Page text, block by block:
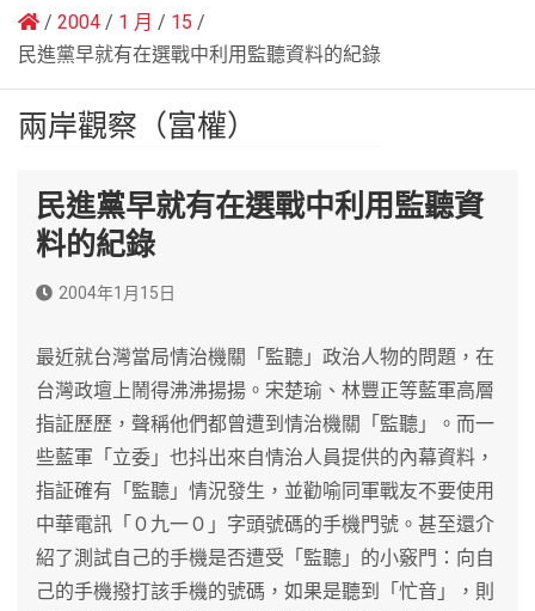
2004 1 月
15
民進黨早就有在選戰中利用監聽資料的紀錄
兩岸觀察（富權）
民進黨早就有在選戰中利用監聽資
料的紀錄
2004年1月15日
最近就台灣當局情治機關「監聽」政治人物的問題，在
台灣政壇上鬧得沸沸揚揚。宋楚瑜、林豐正等藍軍高層
指証歷歷，聲稱他們都曾遭到情治機關「監聽」。而一
些藍軍「立委」也抖出來自情治人員提供的內幕資料，
指証確有「監聽」情況發生，並勸喻同軍戰友不要使用
中華電訊「０九一０」字頭號碼的手機門號。甚至還介
紹了測試自己的手機是否遭受「監聽」的小竅門：向自
己的手機撥打該手機的號碼，如果是聽到「忙音」，則